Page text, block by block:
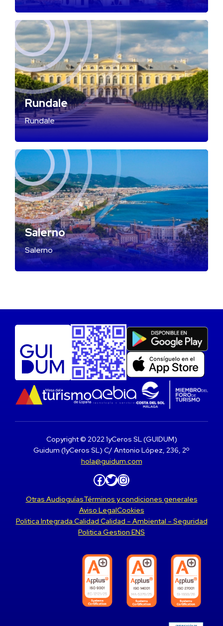
Rundale
Rundale
Salerno
Salerno
Copyright © 2022 1yCeros SL (GUIDUM)
Guidum (1yCeros SL) C/ Antonio López, 236, 2º
hola@guidum.com
Facebook Twitter Instagram
Otras AudioguíasTérminos y condiciones generales
Aviso LegalCookies
Politica Integrada Calidad Calidad – Ambiental – Seguridad
Politica Gestion ENS